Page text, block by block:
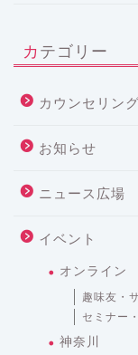
カテゴリー
カウンセリング
お知らせ
ニュース広場
イベント
オンライン
趣味友・
セミナー
神奈川